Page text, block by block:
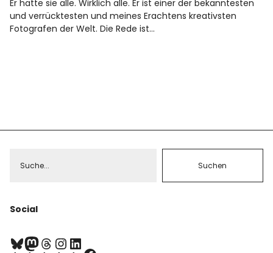
Konzerte
Er hatte sie alle. Wirklich alle. Er ist einer der bekanntesten
und verrücktesten und meines Erachtens kreativsten
Fotografen der Welt. Die Rede ist…
Social